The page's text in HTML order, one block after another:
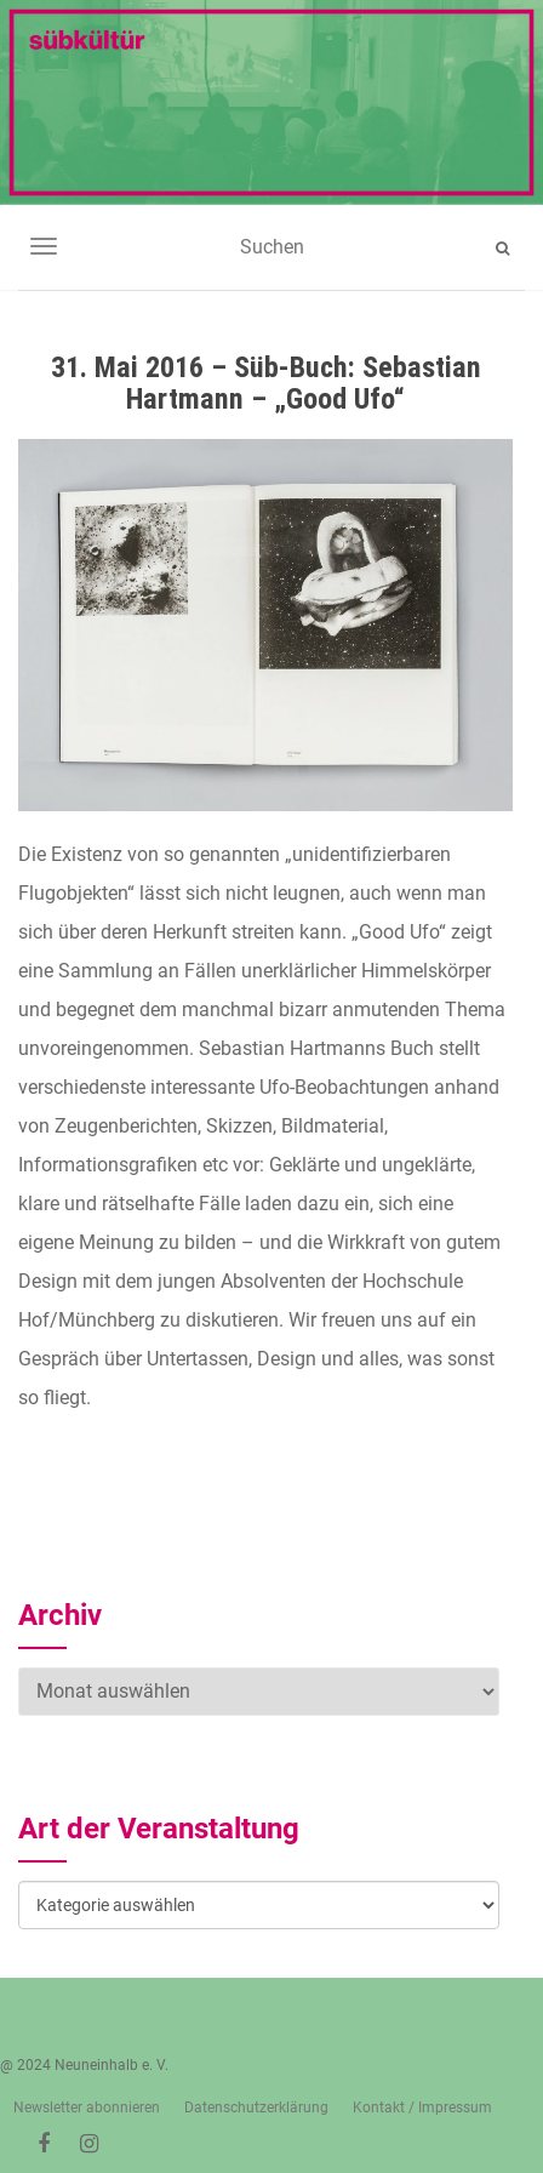
NAVIGATION UMSCHALTEN
31. Mai 2016 – Süb-Buch: Sebastian
Hartmann – „Good Ufo“
Die Existenz von so genannten „unidentifizierbaren
Flugobjekten“ lässt sich nicht leugnen, auch wenn man
sich über deren Herkunft streiten kann. „Good Ufo“ zeigt
eine Sammlung an Fällen unerklärlicher Himmelskörper
und begegnet dem manchmal bizarr anmutenden Thema
unvoreingenommen. Sebastian Hartmanns Buch stellt
verschiedenste interessante Ufo-Beobachtungen anhand
von Zeugenberichten, Skizzen, Bildmaterial,
Informationsgrafiken etc vor: Geklärte und ungeklärte,
klare und rätselhafte Fälle laden dazu ein, sich eine
eigene Meinung zu bilden – und die Wirkkraft von gutem
Design mit dem jungen Absolventen der Hochschule
Hof/Münchberg zu diskutieren. Wir freuen uns auf ein
Gespräch über Untertassen, Design und alles, was sonst
so fliegt.
Archiv
Archiv
Art der Veranstaltung
Art
der
Veranstaltung
@ 2024 Neuneinhalb e. V.
Newsletter abonnieren Datenschutzerklärung Kontakt / Impressum